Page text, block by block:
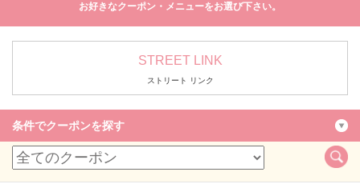
お好きなクーポン・メニューをお選び下さい。
STREET LINK
ストリート リンク
条件でクーポンを探す